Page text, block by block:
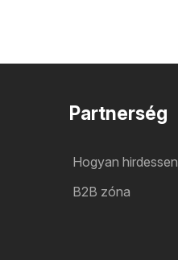
Partnerség
Hogyan hirdessen
B2B zóna